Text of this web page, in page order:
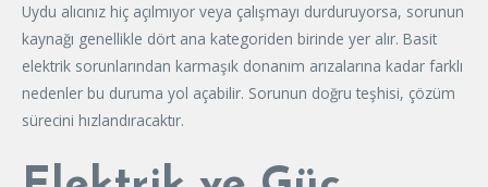
Uydu alıcınız hiç açılmıyor veya çalışmayı durduruyorsa, sorunun
kaynağı genellikle dört ana kategoriden birinde yer alır. Basit
elektrik sorunlarından karmaşık donanım arızalarına kadar farklı
nedenler bu duruma yol açabilir. Sorunun doğru teşhisi, çözüm
sürecini hızlandıracaktır.